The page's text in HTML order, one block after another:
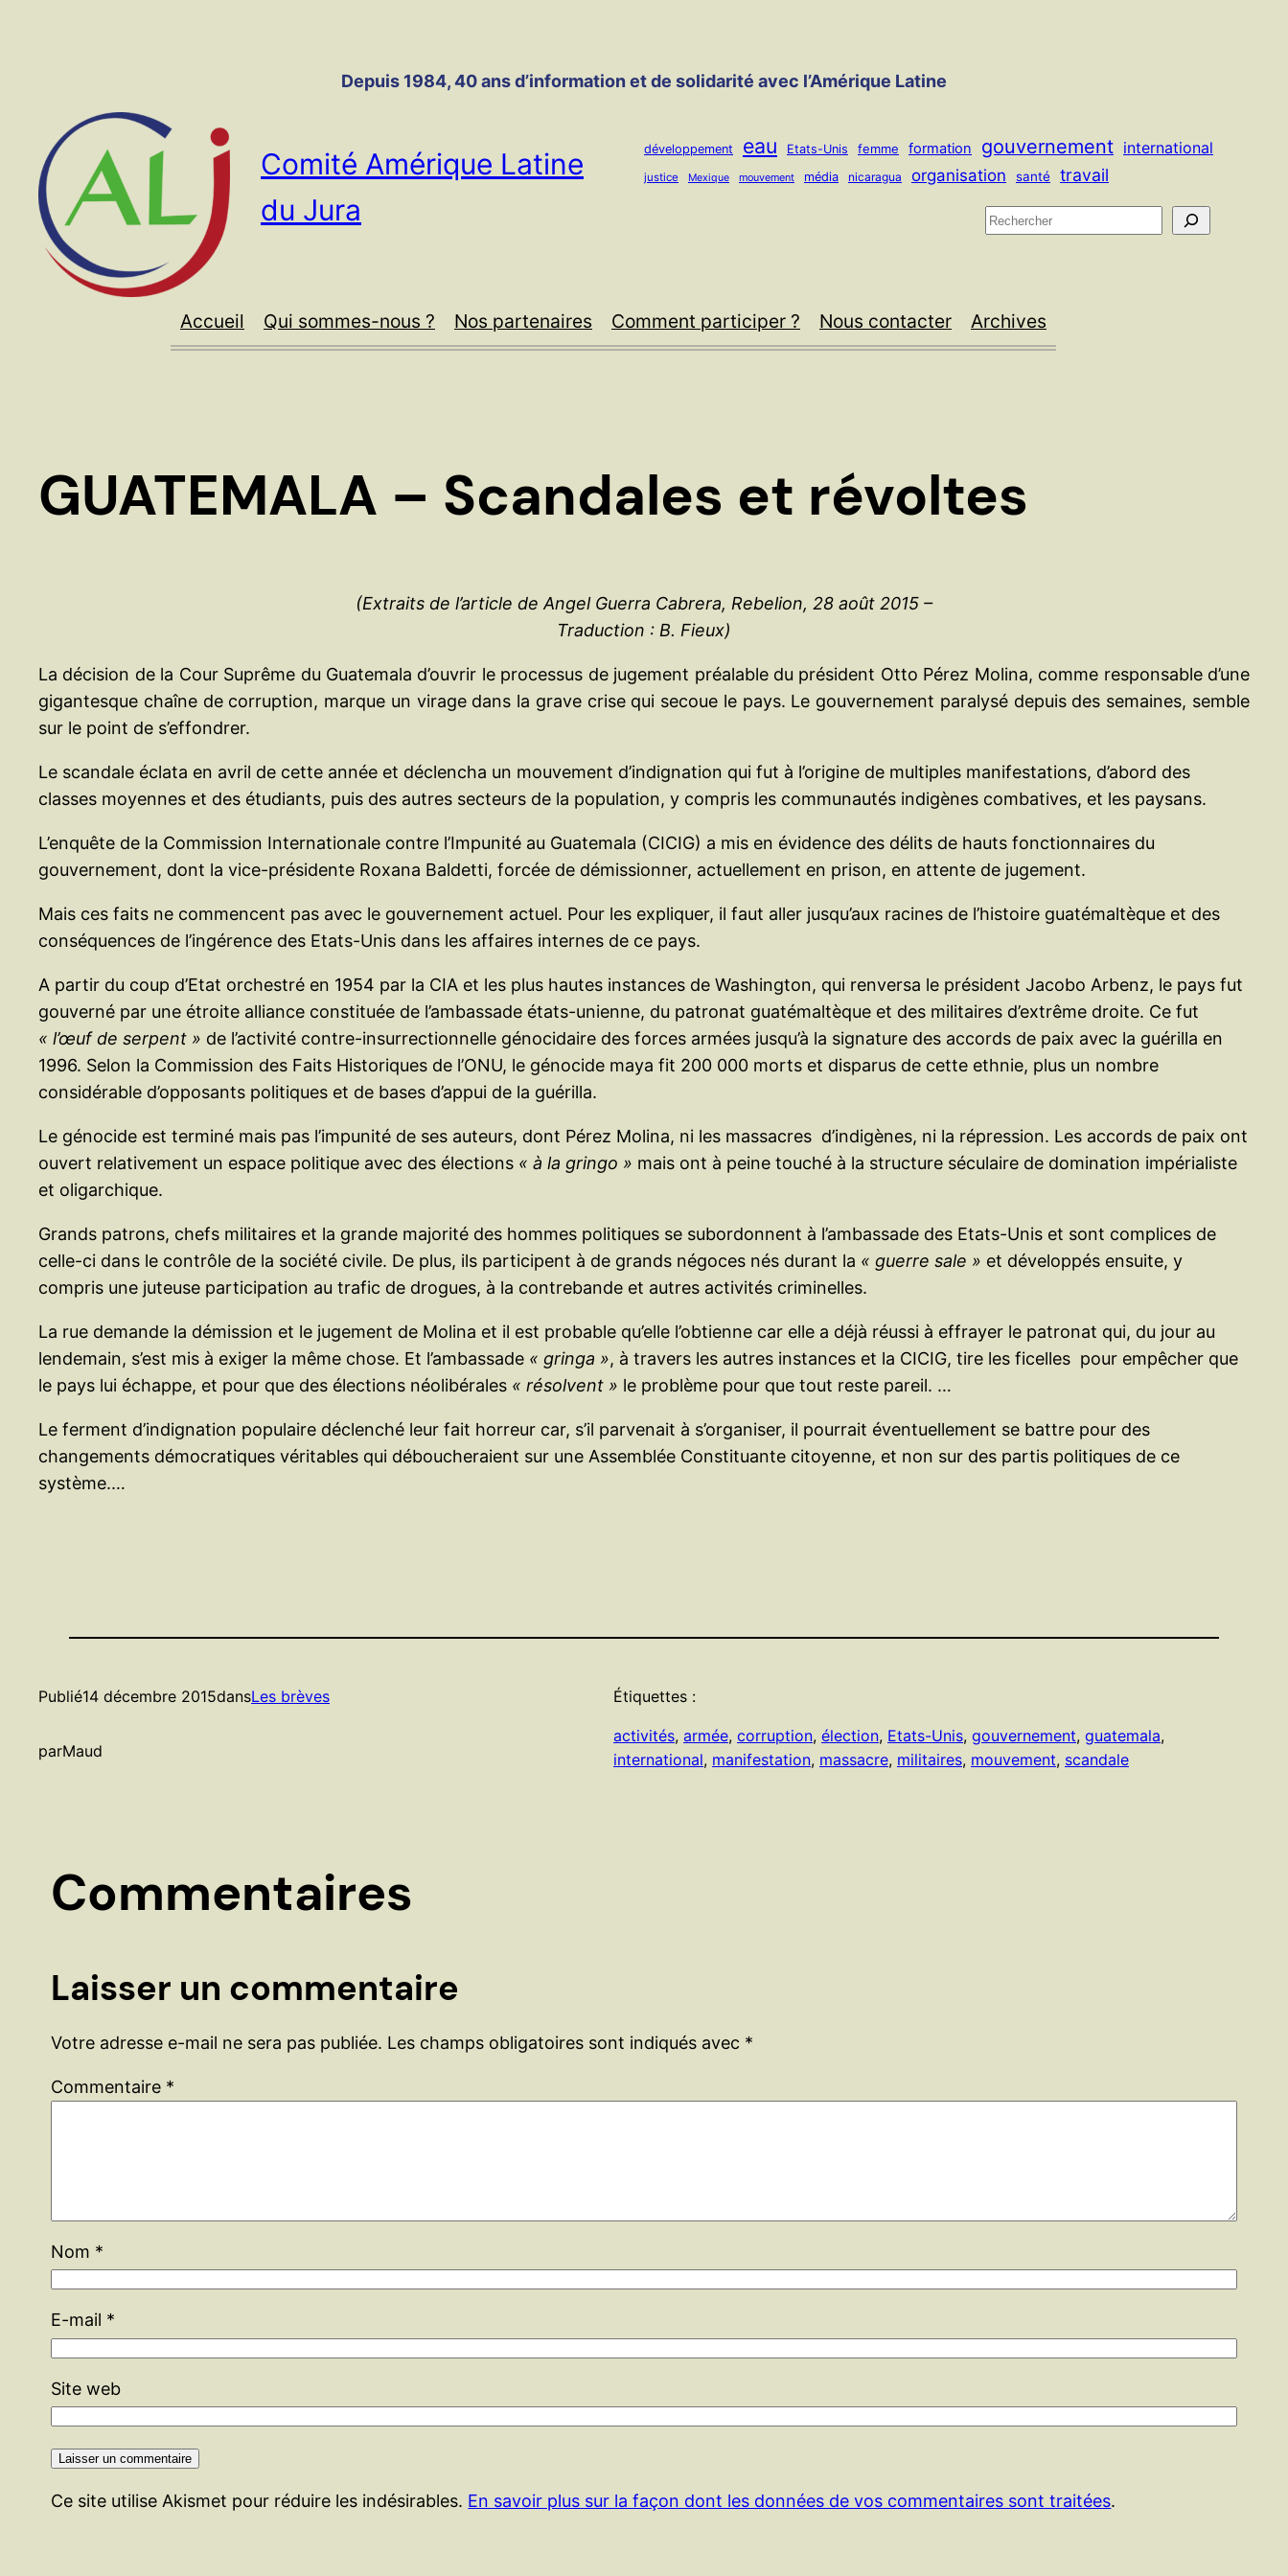
Depuis 1984, 40 ans d’information et de solidarité avec l’Amérique Latine
Comité Amérique Latine
du Jura
développement eau Etats-Unis femme formation gouvernement international
justice Mexique mouvement média nicaragua organisation santé travail
R
e
r
Accueil Qui sommes-nous ? Nos partenaires Comment participer ? Nous contacter Archives
GUATEMALA – Scandales et révoltes
(Extraits de l’article de Angel Guerra Cabrera, Rebelion, 28 août 2015 –
Traduction : B. Fieux)
La décision de la Cour Suprême du Guatemala d’ouvrir le processus de jugement préalable du président Otto Pérez Molina, comme responsable d’une
gigantesque chaîne de corruption, marque un virage dans la grave crise qui secoue le pays. Le gouvernement paralysé depuis des semaines, semble
sur le point de s’effondrer.
Le scandale éclata en avril de cette année et déclencha un mouvement d’indignation qui fut à l’origine de multiples manifestations, d’abord des
classes moyennes et des étudiants, puis des autres secteurs de la population, y compris les communautés indigènes combatives, et les paysans.
L’enquête de la Commission Internationale contre l’Impunité au Guatemala (CICIG) a mis en évidence des délits de hauts fonctionnaires du
gouvernement, dont la vice-présidente Roxana Baldetti, forcée de démissionner, actuellement en prison, en attente de jugement.
Mais ces faits ne commencent pas avec le gouvernement actuel. Pour les expliquer, il faut aller jusqu’aux racines de l’histoire guatémaltèque et des
conséquences de l’ingérence des Etats-Unis dans les affaires internes de ce pays.
A partir du coup d’Etat orchestré en 1954 par la CIA et les plus hautes instances de Washington, qui renversa le président Jacobo Arbenz, le pays fut
gouverné par une étroite alliance constituée de l’ambassade états-unienne, du patronat guatémaltèque et des militaires d’extrême droite. Ce fut
« l’œuf de serpent » de l’activité contre-insurrectionnelle génocidaire des forces armées jusqu’à la signature des accords de paix avec la guérilla en
1996. Selon la Commission des Faits Historiques de l’ONU, le génocide maya fit 200 000 morts et disparus de cette ethnie, plus un nombre
considérable d’opposants politiques et de bases d’appui de la guérilla.
Le génocide est terminé mais pas l’impunité de ses auteurs, dont Pérez Molina, ni les massacres d’indigènes, ni la répression. Les accords de paix ont
ouvert relativement un espace politique avec des élections « à la gringo » mais ont à peine touché à la structure séculaire de domination impérialiste
et oligarchique.
Grands patrons, chefs militaires et la grande majorité des hommes politiques se subordonnent à l’ambassade des Etats-Unis et sont complices de
celle-ci dans le contrôle de la société civile. De plus, ils participent à de grands négoces nés durant la « guerre sale » et développés ensuite, y
compris une juteuse participation au trafic de drogues, à la contrebande et autres activités criminelles.
La rue demande la démission et le jugement de Molina et il est probable qu’elle l’obtienne car elle a déjà réussi à effrayer le patronat qui, du jour au
lendemain, s’est mis à exiger la même chose. Et l’ambassade « gringa », à travers les autres instances et la CICIG, tire les ficelles pour empêcher que
le pays lui échappe, et pour que des élections néolibérales « résolvent » le problème pour que tout reste pareil. …
Le ferment d’indignation populaire déclenché leur fait horreur car, s’il parvenait à s’organiser, il pourrait éventuellement se battre pour des
changements démocratiques véritables qui déboucheraient sur une Assemblée Constituante citoyenne, et non sur des partis politiques de ce
système.…
Publié14 décembre 2015dansLes brèves
parMaud
Étiquettes :
activités, armée, corruption, élection, Etats-Unis, gouvernement, guatemala
international, manifestation, massacre, militaires, mouvement, scandale
Commentaires
Laisser un commentaire
Votre adresse e-mail ne sera pas publiée. Les champs obligatoires sont indiqués avec *
Commentaire *
Nom *
E-mail *
Site web
Ce site utilise Akismet pour réduire les indésirables. En savoir plus sur la façon dont les données de vos commentaires sont traitées.